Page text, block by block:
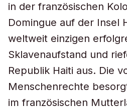
in der französischen
Domingue auf der Insel
weltweit einzigen
Sklavenaufstand und
Republik Haiti aus. Die
Menschenrechte
im französischen